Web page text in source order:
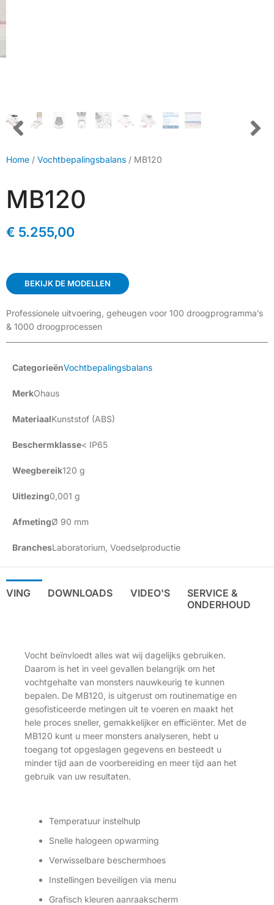
Home / Vochtbepalingsbalans / MB120
MB120
€ 5.255,00
BEKIJK DE MODELLEN
Professionele uitvoering, geheugen voor 100 droogprogramma’s
& 1000 droogprocessen
CategorieënVochtbepalingsbalans
MerkOhaus
MateriaalKunststof (ABS)
Beschermklasse< IP65
Weegbereik120 g
Uitlezing0,001 g
AfmetingØ 90 mm
BranchesLaboratorium, Voedselproductie
DOWNLOADS VIDEO'S
SERVICE &
ONDERHOUD
Vocht beïnvloedt alles wat wij dagelijks gebruiken.
Daarom is het in veel gevallen belangrijk om het
vochtgehalte van monsters nauwkeurig te kunnen
bepalen. De MB120, is uitgerust om routinematige en
gesofisticeerde metingen uit te voeren en maakt het
hele proces sneller, gemakkelijker en efficiënter. Met de
MB120 kunt u meer monsters analyseren, hebt u
toegang tot opgeslagen gegevens en besteedt u
minder tijd aan de voorbereiding en meer tijd aan het
gebruik van uw resultaten.
Temperatuur instelhulp
Snelle halogeen opwarming
Verwisselbare beschermhoes
Instellingen beveiligen via menu
Grafisch kleuren aanraakscherm